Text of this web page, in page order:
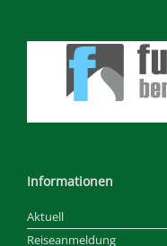
Informationen
Aktuell
Reiseanmeldung